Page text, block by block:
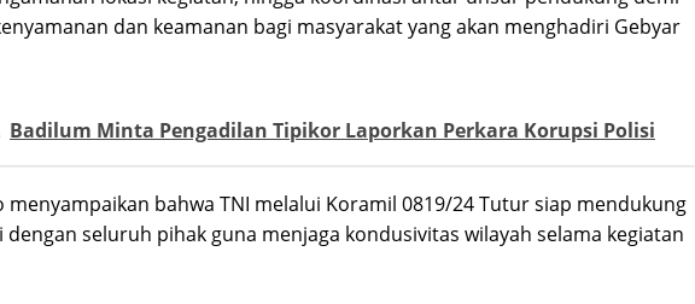
dan keamanan bagi masyarakat yang akan menghadiri Gebyar
Badilum Minta Pengadilan Tipikor Laporkan Perkara Korupsi Polisi
menyampaikan bahwa TNI melalui Koramil 0819/24 Tutur siap mendukung
seluruh pihak guna menjaga kondusivitas wilayah selama kegiatan